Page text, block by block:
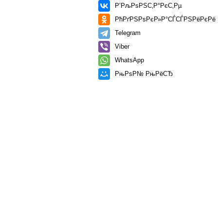
Р’РљРѕРЅС‚Р°РєС‚Рµ
РћРґРЅРѕРєР»Р°СЃСЃРЅРёРєРё
Telegram
Viber
WhatsApp
РњРѕР№ РњРёСЂ